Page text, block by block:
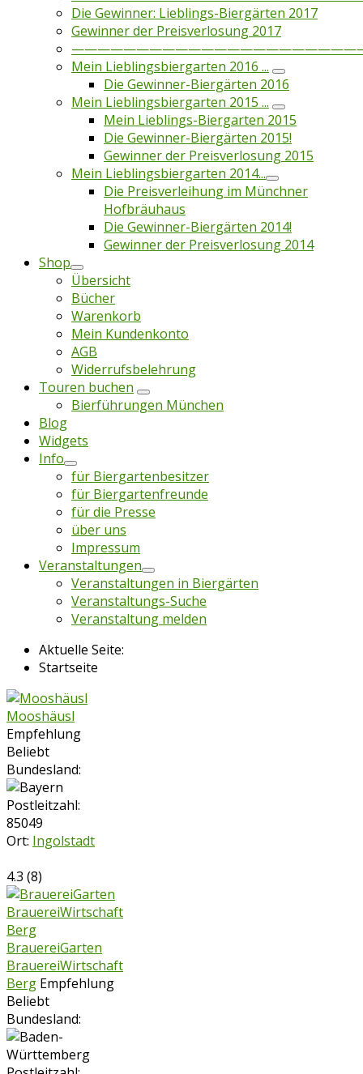
Die Gewinner: Lieblings-Biergärten 2017
Gewinner der Preisverlosung 2017
Mein Lieblingsbiergarten 2016 ...
Die Gewinner-Biergärten 2016
Mein Lieblingsbiergarten 2015 ...
Mein Lieblings-Biergarten 2015
Die Gewinner-Biergärten 2015!
Gewinner der Preisverlosung 2015
Mein Lieblingsbiergarten 2014...
Die Preisverleihung im Münchner
Hofbräuhaus
Die Gewinner-Biergärten 2014!
Gewinner der Preisverlosung 2014
Shop
Übersicht
Bücher
Warenkorb
Mein Kundenkonto
AGB
Widerrufsbelehrung
Touren buchen
Bierführungen München
Blog
Widgets
Info
für Biergartenbesitzer
für Biergartenfreunde
für die Presse
über uns
Impressum
Veranstaltungen
Veranstaltungen in Biergärten
Veranstaltungs-Suche
Veranstaltung melden
Aktuelle Seite:
Startseite
Mooshäusl
Empfehlung
Beliebt
Bundesland:
Postleitzahl:
85049
Ort: Ingolstadt
4.3 (8)
BrauereiGarten
BrauereiWirtschaft
Berg Empfehlung
Beliebt
Bundesland: